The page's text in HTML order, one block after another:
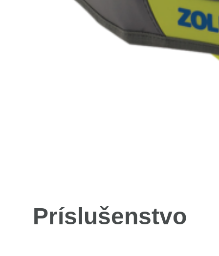
Príslušenstvo